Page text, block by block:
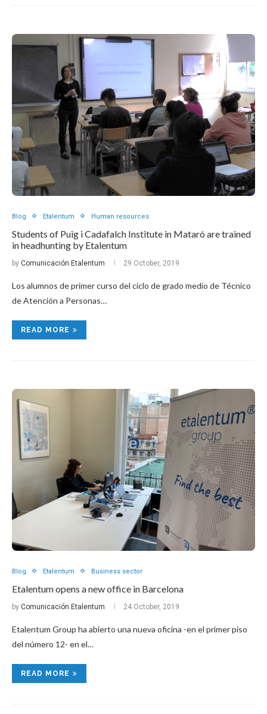
Blog Etalentum Human resources
Students of Puig i Cadafalch Institute in Mataró are trained
in headhunting by Etalentum
by Comunicación Etalentum 29 October, 2019
Los alumnos de primer curso del ciclo de grado medio de Técnico
de Atención a Personas…
READ MORE
Blog Etalentum Business sector
Etalentum opens a new office in Barcelona
by Comunicación Etalentum 24 October, 2019
Etalentum Group ha abierto una nueva oficina -en el primer piso
del número 12- en el…
READ MORE